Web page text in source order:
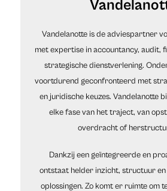
Vandelanotte is de adviespartner
met expertise in accountancy, audit,
strategische dienstverlening.
voortdurend geconfronteerd met
en juridische keuzes. Vandelanotte
elke fase van het traject, van
overdracht of
Dankzij een geïntegreerde en
ontstaat helder inzicht, structuur
oplossingen. Zo komt er ruimte om